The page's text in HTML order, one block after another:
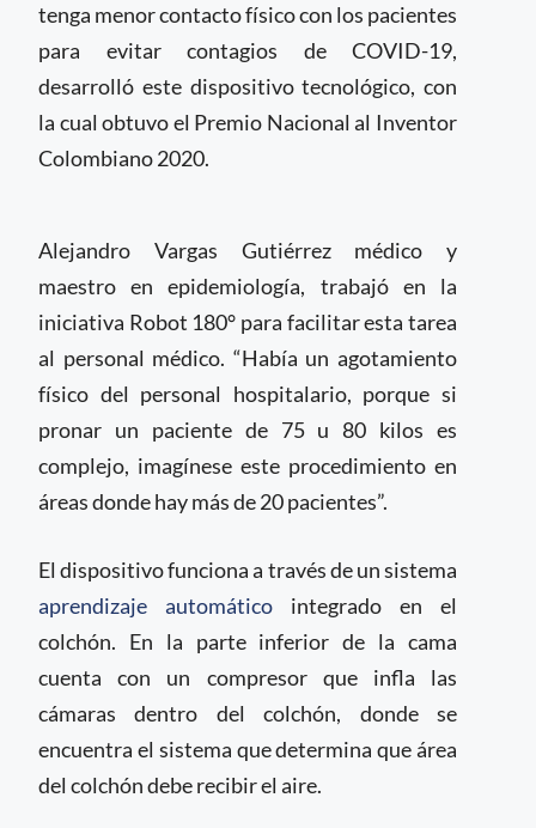
tenga menor contacto físico con los pacientes
para evitar contagios de COVID-19,
desarrolló este dispositivo tecnológico, con
la cual obtuvo el Premio Nacional al Inventor
Colombiano 2020.
Alejandro Vargas Gutiérrez médico y
maestro en epidemiología, trabajó en la
iniciativa Robot 180° para facilitar esta tarea
al personal médico. “Había un agotamiento
físico del personal hospitalario, porque si
pronar un paciente de 75 u 80 kilos es
complejo, imagínese este procedimiento en
áreas donde hay más de 20 pacientes”.
El dispositivo funciona a través de un sistema
aprendizaje automático integrado en el
colchón. En la parte inferior de la cama
cuenta con un compresor que infla las
cámaras dentro del colchón, donde se
encuentra el sistema que determina que área
del colchón debe recibir el aire.